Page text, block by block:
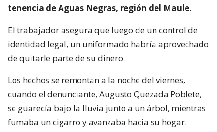
tenencia de Aguas Negras, región del Maule.
El trabajador asegura que luego de un control de
identidad legal, un uniformado habría aprovechado
de quitarle parte de su dinero.
Los hechos se remontan a la noche del viernes,
cuando el denunciante, Augusto Quezada Poblete,
se guarecía bajo la lluvia junto a un árbol, mientras
fumaba un cigarro y avanzaba hacia su hogar.